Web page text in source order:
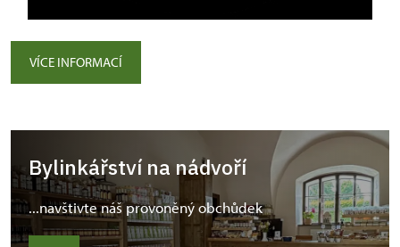
VÍCE INFORMACÍ
Bylinkářství na nádvoří
...navštivte náš provoněný obchůdek